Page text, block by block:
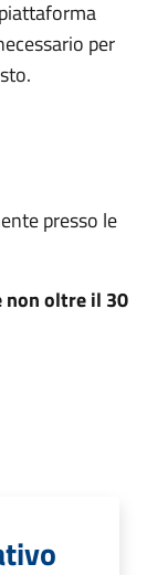
per
presso le
non oltre il 30